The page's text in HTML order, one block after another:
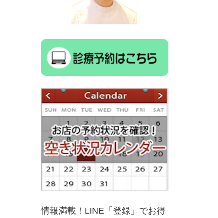
情報満載！LINE「登録」でお得